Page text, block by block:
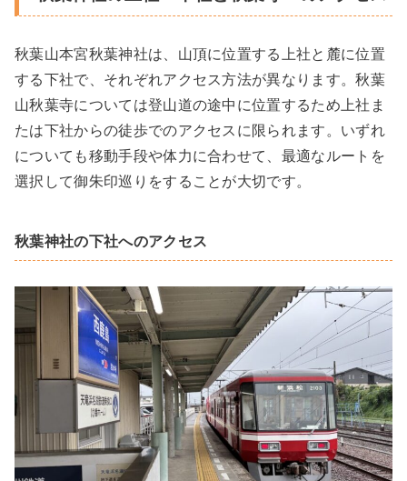
秋葉山本宮秋葉神社は、山頂に位置する上社と麓に位置
する下社で、それぞれアクセス方法が異なります。秋葉
山秋葉寺については登山道の途中に位置するため上社ま
たは下社からの徒歩でのアクセスに限られます。いずれ
についても移動手段や体力に合わせて、最適なルートを
選択して御朱印巡りをすることが大切です。
秋葉神社の下社へのアクセス